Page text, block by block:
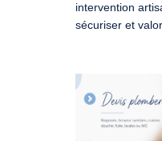
intervention
sécuriser et